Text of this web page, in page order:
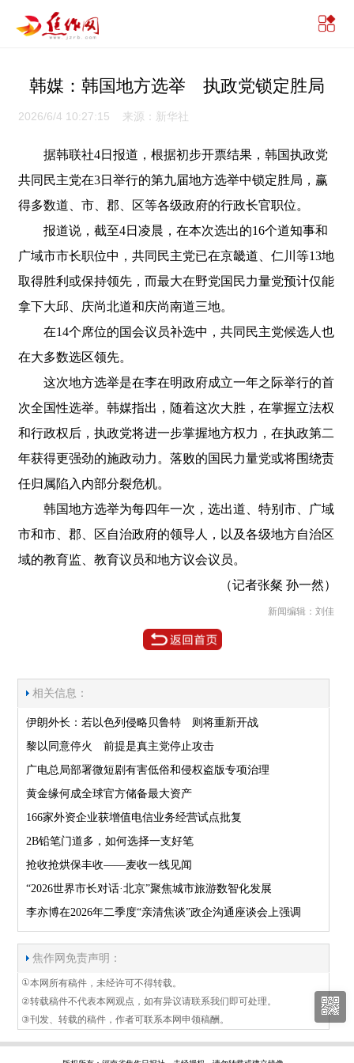
韩媒：韩国地方选举 执政党锁定胜局
2026/6/4 10:27:15 来源：新华社
据韩联社4日报道，根据初步开票结果，韩国执政党
共同民主党在3日举行的第九届地方选举中锁定胜局，赢
得多数道、市、郡、区等各级政府的行政长官职位。
报道说，截至4日凌晨，在本次选出的16个道知事和
广域市市长职位中，共同民主党已在京畿道、仁川等13地
取得胜利或保持领先，而最大在野党国民力量党预计仅能
拿下大邱、庆尚北道和庆尚南道三地。
在14个席位的国会议员补选中，共同民主党候选人也
在大多数选区领先。
这次地方选举是在李在明政府成立一年之际举行的首
次全国性选举。韩媒指出，随着这次大胜，在掌握立法权
和行政权后，执政党将进一步掌握地方权力，在执政第二
年获得更强劲的施政动力。落败的国民力量党或将围绕责
任归属陷入内部分裂危机。
韩国地方选举为每四年一次，选出道、特别市、广域
市和市、郡、区自治政府的领导人，以及各级地方自治区
域的教育监、教育议员和地方议会议员。
（记者张粲 孙一然）
新闻编辑：刘佳
相关信息：
伊朗外长：若以色列侵略贝鲁特 则将重新开战
黎以同意停火 前提是真主党停止攻击
广电总局部署微短剧有害低俗和侵权盗版专项治理
黄金缘何成全球官方储备最大资产
166家外资企业获增值电信业务经营试点批复
2B铅笔门道多，如何选择一支好笔
抢收抢烘保丰收——麦收一线见闻
“2026世界市长对话·北京”聚焦城市旅游数智化发展
李亦博在2026年二季度“亲清焦谈”政企沟通座谈会上强调
焦作网免责声明：
①本网所有稿件，未经许可不得转载。
②转载稿件不代表本网观点，如有异议请联系我们即可处理。
③刊发、转载的稿件，作者可联系本网申领稿酬。